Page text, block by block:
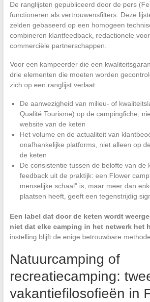
De ranglijsten gepubliceerd door de pers
functioneren als vertrouwensfilters. Deze
zelden gebaseerd op een homogeen
combineren klantfeedback, redactionele
commerciële partnerschappen.
Voor een kampeerder die een
drie elementen die moeten worden
zich op een ranglijst verlaat:
De aanwezigheid van milieu- of
Qualité Tourisme) op de campingfiche,
website van de keten
Het volume en de actualiteit van
onafhankelijke platforms, niet alleen op
de keten
De consistentie tussen de belofte van de
feedback uit de praktijk: een Flower
menselijke schaal” is, maar meer dan
plaatsen heeft, geeft een tegenstrijdig
Een label dat door de keten wordt
niet dat elke camping in het netwerk het
instelling blijft de enige betrouwbare methode.
Natuurcamping of
recreatiecamping:
vakantiefilosofieën in